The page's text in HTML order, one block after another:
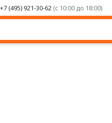
+7 (495) 921-30-62 (с 10:00 до 18:00)